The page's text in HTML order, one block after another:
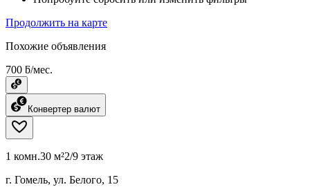
Продолжить на карте
Похожие объявления
700 ƃ/мес.
Конвертер валют
1 комн.30 м²2/9 этаж
г. Гомель, ул. Белого, 15